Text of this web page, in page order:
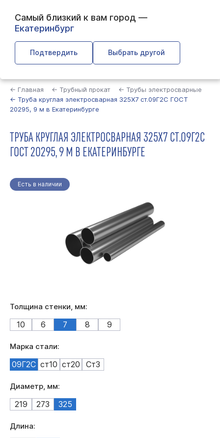
Самый близкий к вам город —
Екатеринбург
Подтвердить Выбрать другой
← Главная ← Трубный прокат
← Трубы электросварные
← Труба круглая электросварная 325Х7 ст.09Г2С ГОСТ
20295, 9 м в Екатеринбурге
ТРУБА КРУГЛАЯ ЭЛЕКТРОСВАРНАЯ 325Х7 СТ.09Г2С
ГОСТ 20295, 9 М В ЕКАТЕРИНБУРГЕ
Есть в наличии
Толщина стенки, мм:
10 6 7 8 9
Марка стали:
09Г2С ст10 ст20 Ст3
Диаметр, мм:
219 273 325
Длина: